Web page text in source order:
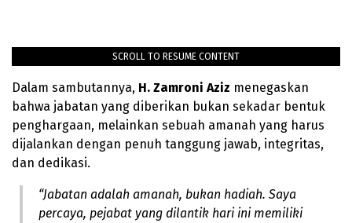
SCROLL TO RESUME CONTENT
Dalam sambutannya, H. Zamroni Aziz menegaskan
bahwa jabatan yang diberikan bukan sekadar bentuk
penghargaan, melainkan sebuah amanah yang harus
dijalankan dengan penuh tanggung jawab, integritas,
dan dedikasi.
“Jabatan adalah amanah, bukan hadiah. Saya
percaya, pejabat yang dilantik hari ini memiliki